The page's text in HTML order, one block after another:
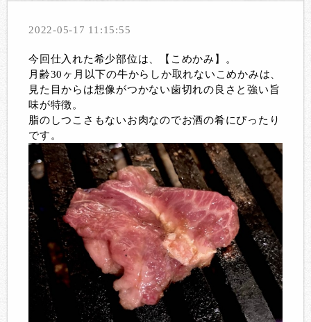
2022-05-17 11:15:55
今回仕入れた希少部位は、【こめかみ】。
月齢30ヶ月以下の牛からしか取れないこめかみは、
見た目からは想像がつかない歯切れの良さと強い旨
味が特徴。
脂のしつこさもないお肉なのでお酒の肴にぴったり
です。